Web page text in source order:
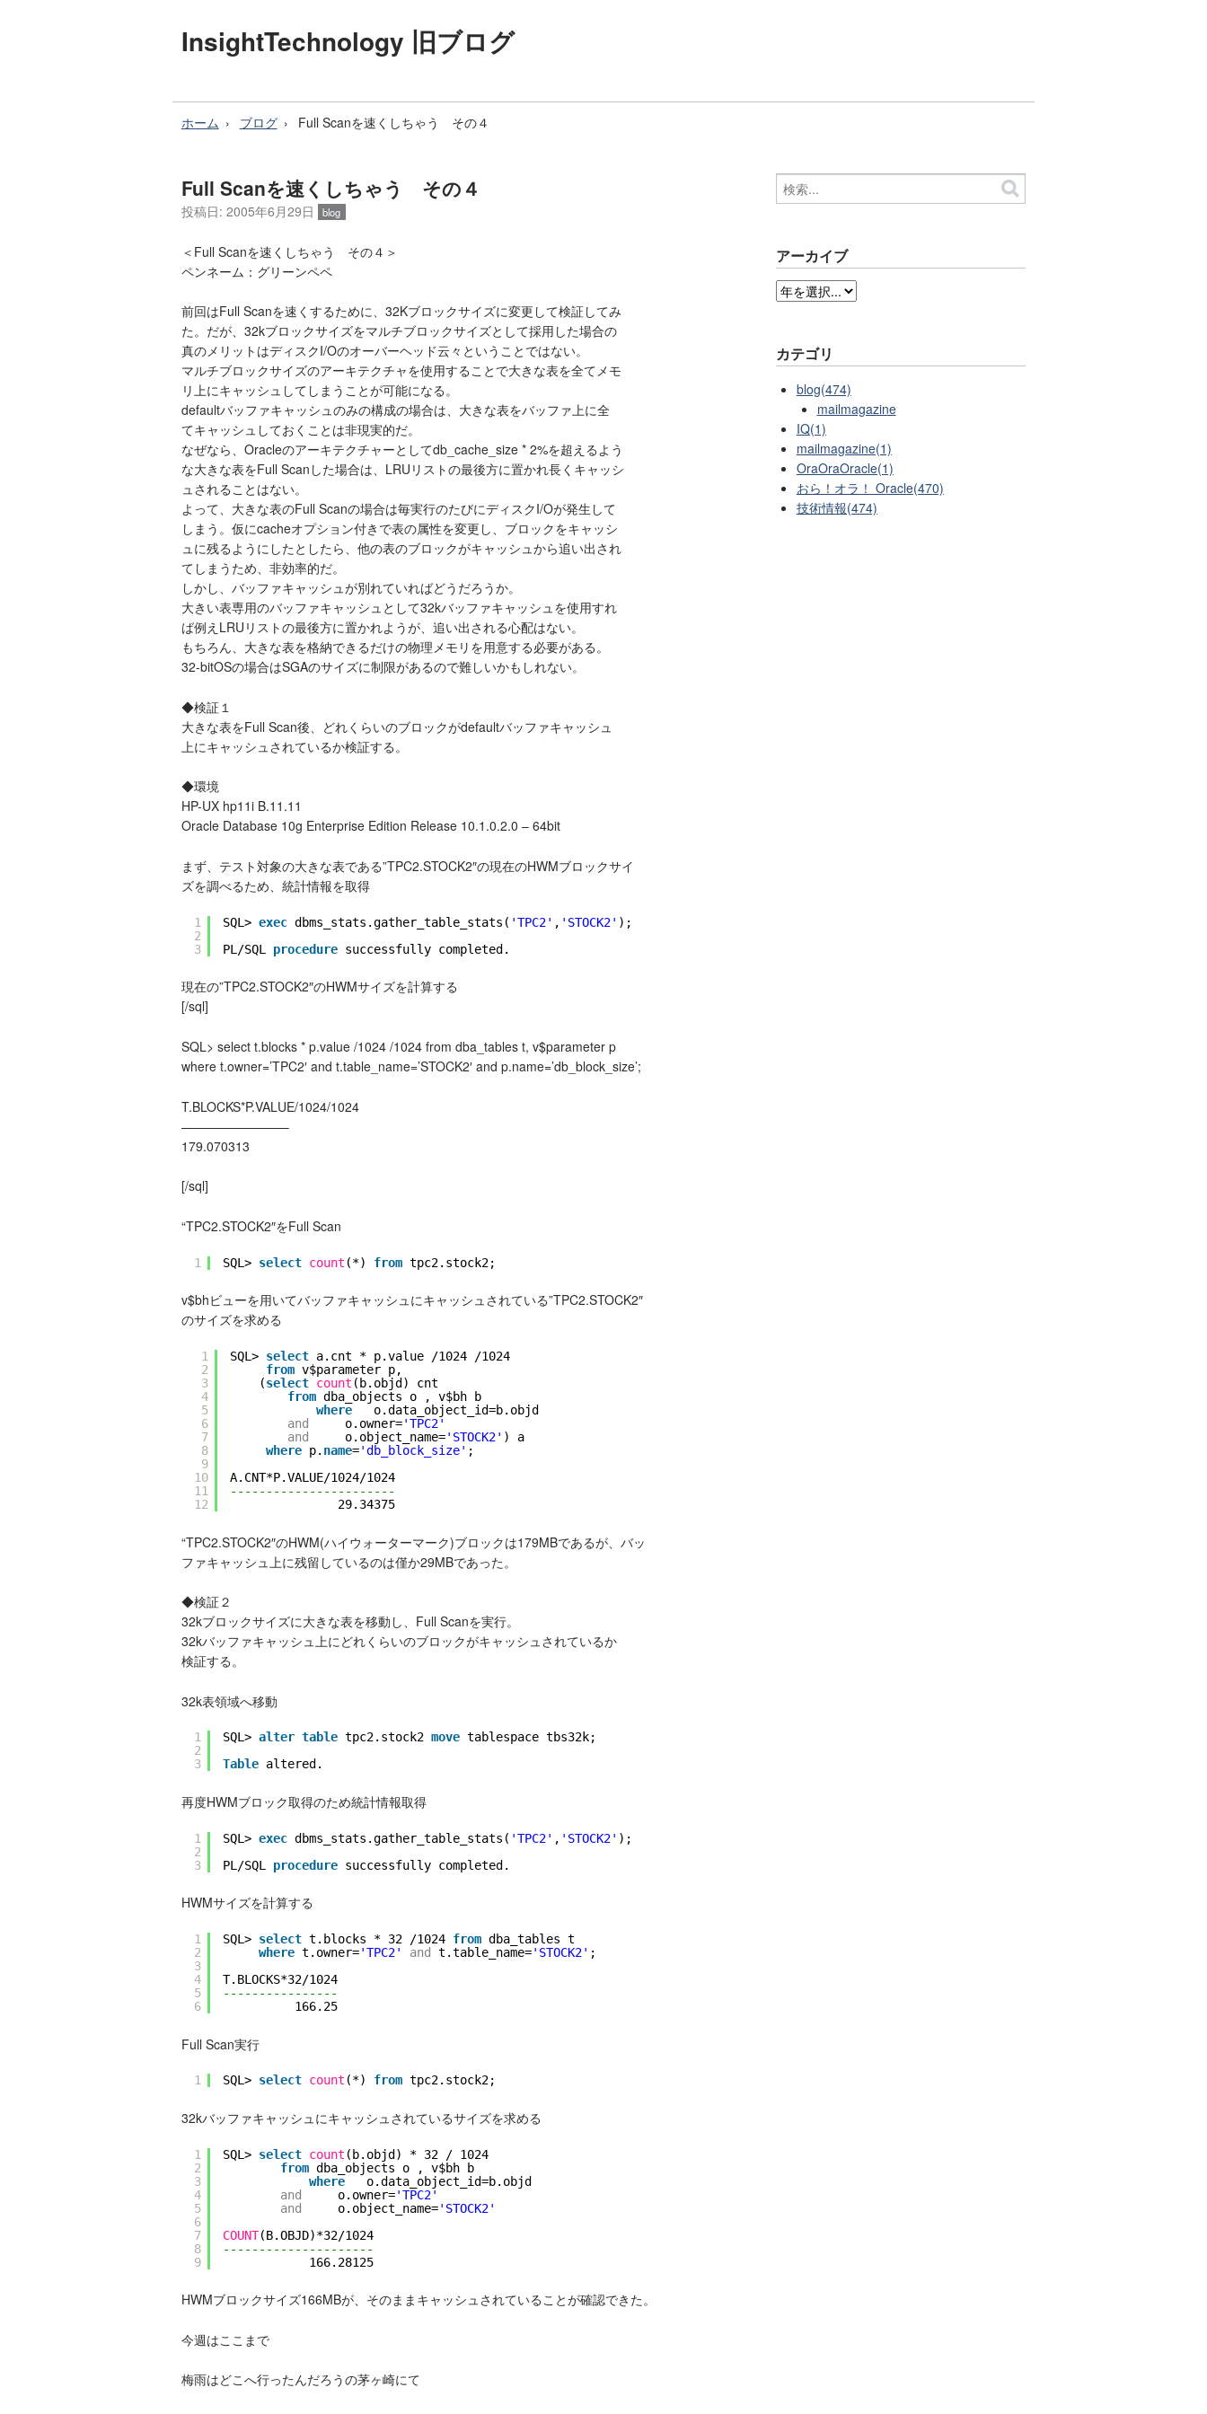
InsightTechnology 旧ブログ
ホーム ブログ Full Scanを速くしちゃう その４
Full Scanを速くしちゃう その４
投稿日: 2005年6月29日 blog
＜Full Scanを速くしちゃう その４＞
ペンネーム：グリーンペペ
前回はFull Scanを速くするために、32Kブロックサイズに変更して検証してみ
た。だが、32kブロックサイズをマルチブロックサイズとして採用した場合の
真のメリットはディスクI/Oのオーバーヘッド云々ということではない。
マルチブロックサイズのアーキテクチャを使用することで大きな表を全てメモ
リ上にキャッシュしてしまうことが可能になる。
defaultバッファキャッシュのみの構成の場合は、大きな表をバッファ上に全
てキャッシュしておくことは非現実的だ。
なぜなら、Oracleのアーキテクチャーとしてdb_cache_size * 2%を超えるよう
な大きな表をFull Scanした場合は、LRUリストの最後方に置かれ長くキャッシ
ュされることはない。
よって、大きな表のFull Scanの場合は毎実行のたびにディスクI/Oが発生して
しまう。仮にcacheオプション付きで表の属性を変更し、ブロックをキャッシ
ュに残るようにしたとしたら、他の表のブロックがキャッシュから追い出され
てしまうため、非効率的だ。
しかし、バッファキャッシュが別れていればどうだろうか。
大きい表専用のバッファキャッシュとして32kバッファキャッシュを使用すれ
ば例えLRUリストの最後方に置かれようが、追い出される心配はない。
もちろん、大きな表を格納できるだけの物理メモリを用意する必要がある。
32-bitOSの場合はSGAのサイズに制限があるので難しいかもしれない。
◆検証１
大きな表をFull Scan後、どれくらいのブロックがdefaultバッファキャッシュ
上にキャッシュされているか検証する。
◆環境
HP-UX hp11i B.11.11
Oracle Database 10g Enterprise Edition Release 10.1.0.2.0 – 64bit
まず、テスト対象の大きな表である”TPC2.STOCK2″の現在のHWMブロックサイ
ズを調べるため、統計情報を取得
1
2
3
SQL> exec dbms_stats.gather_table_stats( 'TPC2' , 'STOCK2' );
PL/SQL procedure successfully completed.
現在の”TPC2.STOCK2″のHWMサイズを計算する
[/sql]
SQL> select t.blocks * p.value /1024 /1024 from dba_tables t, v$parameter p
where t.owner=’TPC2′ and t.table_name=’STOCK2′ and p.name=’db_block_size’;
T.BLOCKS*P.VALUE/1024/1024
————————–
179.070313
[/sql]
“TPC2.STOCK2″をFull Scan
1 SQL> select count (*) from tpc2.stock2;
v$bhビューを用いてバッファキャッシュにキャッシュされている”TPC2.STOCK2″
のサイズを求める
1
2
3
4
5
6
7
8
9
10
11
12
SQL> select a.cnt * p.value /1024 /1024
from v$parameter p,
(select count (b.objd) cnt
from dba_objects o , v$bh b
where
o.data_object_id=b.objd
and
o.owner='TPC2'
and
o.object_name='STOCK2' ) a
where p. name='db_block_size' ;
A.CNT*P.VALUE/1024/1024
-----------------------
29.34375
“TPC2.STOCK2″のHWM(ハイウォーターマーク)ブロックは179MBであるが、バッ
ファキャッシュ上に残留しているのは僅か29MBであった。
◆検証２
32kブロックサイズに大きな表を移動し、Full Scanを実行。
32kバッファキャッシュ上にどれくらいのブロックがキャッシュされているか
検証する。
32k表領域へ移動
1
2
3
SQL> alter table tpc2.stock2 move tablespace tbs32k;
Table altered.
再度HWMブロック取得のため統計情報取得
1
2
3
SQL> exec dbms_stats.gather_table_stats( 'TPC2' , 'STOCK2' );
PL/SQL procedure successfully completed.
HWMサイズを計算する
1
2
3
4
5
6
SQL> select t.blocks * 32 /1024 from dba_tables t
where t.owner='TPC2' and t.table_name='STOCK2' ;
T.BLOCKS*32/1024
----------------
166.25
Full Scan実行
1 SQL> select count (*) from tpc2.stock2;
32kバッファキャッシュにキャッシュされているサイズを求める
1
2
3
4
5
6
7
8
9
SQL> select count (b.objd) * 32 / 1024
from dba_objects o , v$bh b
where
o.data_object_id=b.objd
and
o.owner='TPC2'
and
o.object_name='STOCK2'
COUNT(B.OBJD)*32/1024
---------------------
166.28125
HWMブロックサイズ166MBが、そのままキャッシュされていることが確認できた。
今週はここまで
梅雨はどこへ行ったんだろうの茅ヶ崎にて
アーカイブ
カテゴリ
blog(474)
mailmagazine
IQ(1)
mailmagazine(1)
OraOraOracle(1)
おら！オラ！ Oracle(470)
技術情報(474)